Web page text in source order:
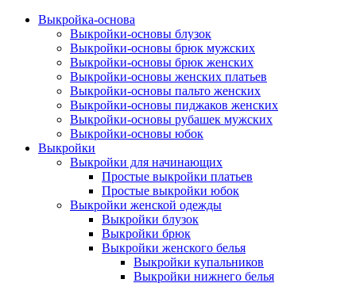
Выкройка-основа
Выкройки-основы блузок
Выкройки-основы брюк мужских
Выкройки-основы брюк женских
Выкройки-основы женских платьев
Выкройки-основы пальто женских
Выкройки-основы пиджаков женских
Выкройки-основы рубашек мужских
Выкройки-основы юбок
Выкройки
Выкройки для начинающих
Простые выкройки платьев
Простые выкройки юбок
Выкройки женской одежды
Выкройки блузок
Выкройки брюк
Выкройки женского белья
Выкройки купальников
Выкройки нижнего белья